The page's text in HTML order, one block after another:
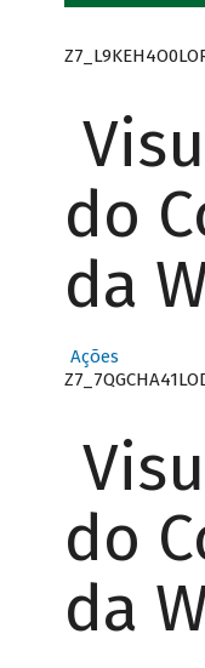
do
da
Ações
do
da